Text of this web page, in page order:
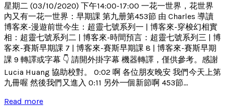
星期二 (03/10/2020) 下午14:00-17:00 一花一世界，花世界
內又有一花一世界：早期課 第九册第453節 由 Charles 導讀
博客來-漫遊前世今生：超靈七號系列一 | 博客來-穿梭幻相實
相：超靈七號系列二 | 博客來-時間預言：超靈七號系列三 | 博
客來-賽斯早期課 7 | 博客來-賽斯早期課 8 | 博客來-賽斯早期
課 9 轉譯或字幕 👇 請開外掛字幕 機器轉譯，僅供參考。感謝
Lucia Huang 協助校對。 0:02 啊 各位朋友晚安 我們今天上第
九冊喔 然後我們又進入 0:11 另外一個新節啊 453節...
Read more